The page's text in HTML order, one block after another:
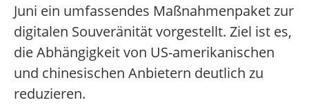
Juni ein umfassendes Maßnahmenpaket zur
digitalen Souveränität vorgestellt. Ziel ist es,
die Abhängigkeit von US-amerikanischen
und chinesischen Anbietern deutlich zu
reduzieren.